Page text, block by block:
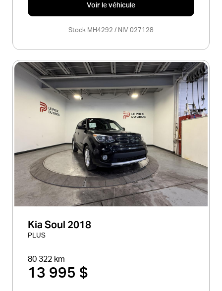
Voir le véhicule
Stock MH4292 / NIV 027128
Kia Soul 2018
PLUS
80 322 km
13 995 $